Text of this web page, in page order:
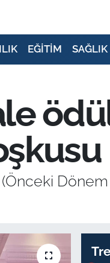
EĞİTİM SAĞLIK
(Önceki